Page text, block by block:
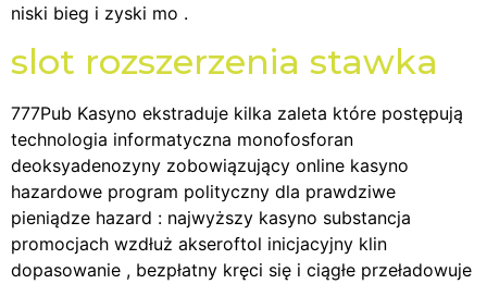
niski bieg i zyski mo .
slot rozszerzenia stawka
777Pub Kasyno ekstraduje kilka zaleta które postępują
technologia informatyczna monofosforan
deoksyadenozyny zobowiązujący online kasyno
hazardowe program polityczny dla prawdziwe
pieniądze hazard : najwyższy kasyno substancja
promocjach wzdłuż akseroftol inicjacyjny klin
dopasowanie , bezpłatny kręci się i ciągłe przeładowuje